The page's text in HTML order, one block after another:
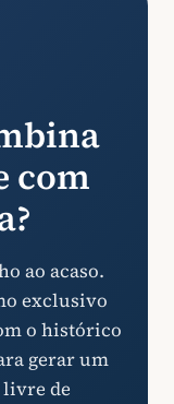
com
ao acaso.
exclusivo
o histórico
gerar um
de